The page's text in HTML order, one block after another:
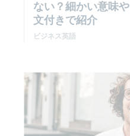
ない？細かい意味
文付きで紹介
ビジネス英語